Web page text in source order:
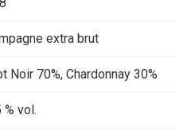
extra brut
Noir 70%, Chardonnay 30%
% vol.